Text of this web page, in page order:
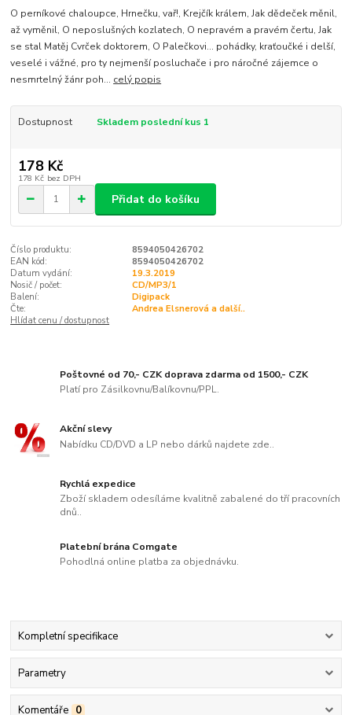
O perníkové chaloupce, Hrnečku, vař!, Krejčík králem, Jak dědeček měnil,
až vyměnil, O neposlušných kozlatech, O nepravém a pravém čertu, Jak
se stal Matěj Cvrček doktorem, O Palečkovi… pohádky, kraťoučké i delší,
veselé i vážné, pro ty nejmenší posluchače i pro náročné zájemce o
nesmrtelný žánr poh... celý popis
Dostupnost Skladem poslední kus 1
178 Kč
178 Kč bez DPH
Přidat do košíku
Číslo produktu:
8594050426702
EAN kód:
8594050426702
Datum vydání:
19.3.2019
Nosič / počet:
CD/MP3/1
Balení:
Digipack
Čte:
Andrea Elsnerová a další..
Hlídat cenu / dostupnost
Poštovné od 70,- CZK doprava zdarma od 1500,- CZK
Platí pro Zásilkovnu/Balíkovnu/PPL.
Akční slevy
Nabídku CD/DVD a LP nebo dárků najdete zde..
Rychlá expedice
Zboží skladem odesíláme kvalitně zabalené do tří pracovních
dnů..
Platební brána Comgate
Pohodlná online platba za objednávku.
Kompletní specifikace
Parametry
Komentáře 0